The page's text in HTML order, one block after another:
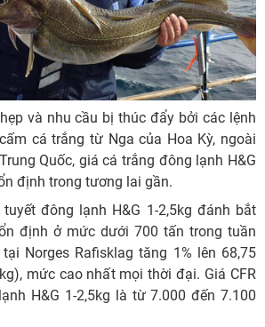
và nhu cầu bị thúc đẩy bởi các lệnh
cá trắng từ Nga của Hoa Kỳ, ngoài
Quốc, giá cá trắng đông lạnh H&G
định trong tương lai gần.
đông lạnh H&G 1-2,5kg đánh bắt
định ở mức dưới 700 tấn trong tuần
Norges Rafisklag tăng 1% lên 68,75
mức cao nhất mọi thời đại. Giá CFR
H&G 1-2,5kg là từ 7.000 đến 7.100